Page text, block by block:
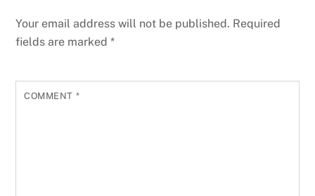
Your email address will not be published. Required
fields are marked*
COMMENT *